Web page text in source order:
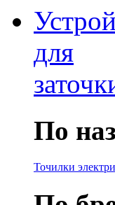
для
По
Точилки